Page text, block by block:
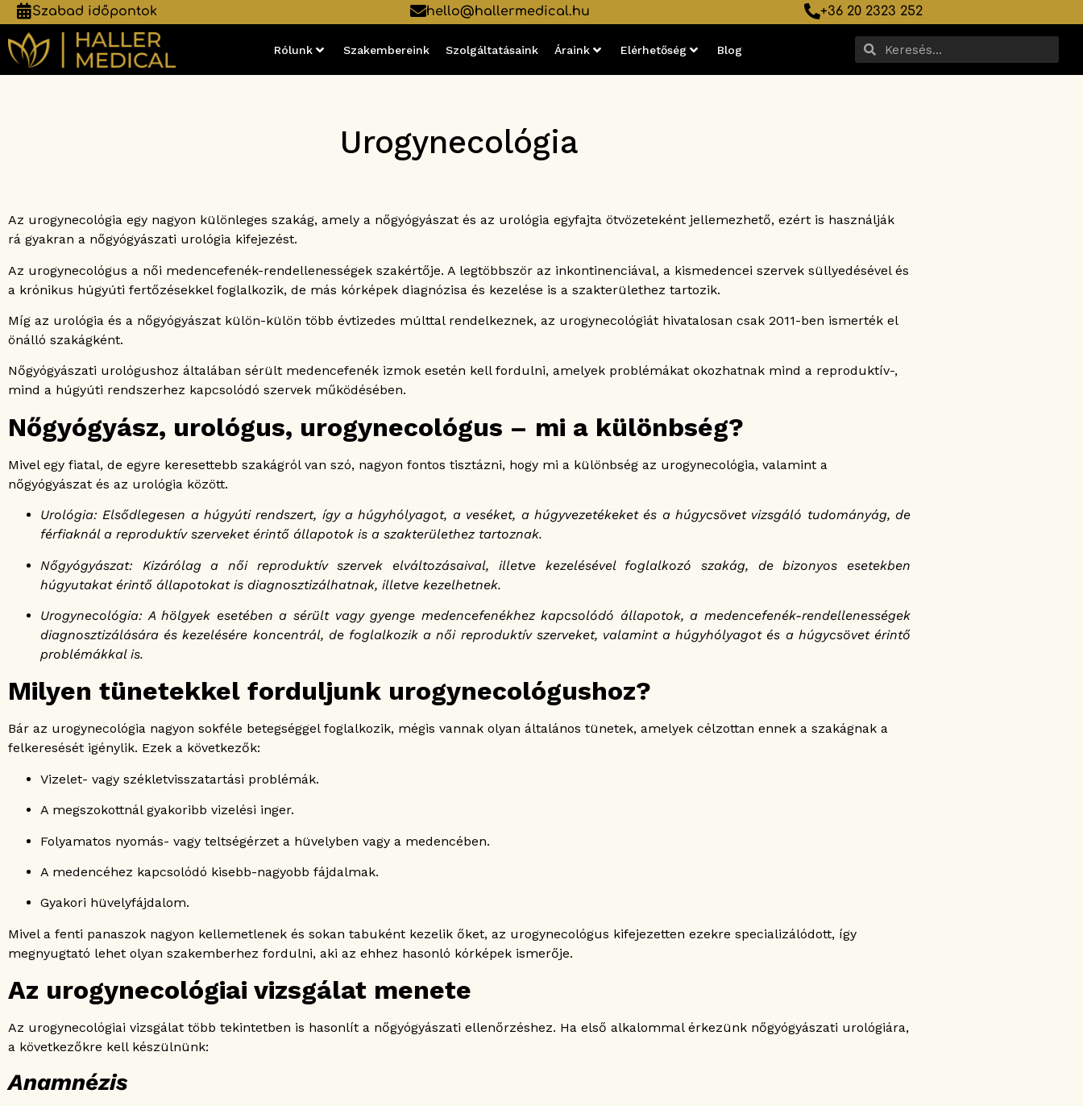
Szabad időpontok hello@hallermedical.hu +36 20 2323 252
Rólunk Szakembereink Szolgáltatásaink Áraink Elérhetőség Blog
Urogynecológia
Az urogynecológia egy nagyon különleges szakág, amely a nőgyógyászat és az urológia egyfajta ötvözeteként jellemezhető, ezért is használják
rá gyakran a nőgyógyászati urológia kifejezést.
Az urogynecológus a női medencefenék-rendellenességek szakértője. A legtöbbször az inkontinenciával, a kismedencei szervek süllyedésével és
a krónikus húgyúti fertőzésekkel foglalkozik, de más kórképek diagnózisa és kezelése is a szakterülethez tartozik.
Míg az urológia és a nőgyógyászat külön-külön több évtizedes múlttal rendelkeznek, az urogynecológiát hivatalosan csak 2011-ben ismerték el
önálló szakágként.
Nőgyógyászati urológushoz általában sérült medencefenék izmok esetén kell fordulni, amelyek problémákat okozhatnak mind a reproduktív-,
mind a húgyúti rendszerhez kapcsolódó szervek működésében.
Nőgyógyász, urológus, urogynecológus – mi a különbség?
Mivel egy fiatal, de egyre keresettebb szakágról van szó, nagyon fontos tisztázni, hogy mi a különbség az urogynecológia, valamint a
nőgyógyászat és az urológia között.
Urológia: Elsődlegesen a húgyúti rendszert, így a húgyhólyagot, a veséket, a húgyvezetékeket és a húgycsövet vizsgáló tudományág, de
férfiaknál a reproduktív szerveket érintő állapotok is a szakterülethez tartoznak.
Nőgyógyászat: Kizárólag a női reproduktív szervek elváltozásaival, illetve kezelésével foglalkozó szakág, de bizonyos esetekben
húgyutakat érintő állapotokat is diagnosztizálhatnak, illetve kezelhetnek.
Urogynecológia: A hölgyek esetében a sérült vagy gyenge medencefenékhez kapcsolódó állapotok, a medencefenék-rendellenességek
diagnosztizálására és kezelésére koncentrál, de foglalkozik a női reproduktív szerveket, valamint a húgyhólyagot és a húgycsövet érintő
problémákkal is.
Milyen tünetekkel forduljunk urogynecológushoz?
Bár az urogynecológia nagyon sokféle betegséggel foglalkozik, mégis vannak olyan általános tünetek, amelyek célzottan ennek a szakágnak a
felkeresését igénylik. Ezek a következők:
Vizelet- vagy székletvisszatartási problémák.
A megszokottnál gyakoribb vizelési inger.
Folyamatos nyomás- vagy teltségérzet a hüvelyben vagy a medencében.
A medencéhez kapcsolódó kisebb-nagyobb fájdalmak.
Gyakori hüvelyfájdalom.
Mivel a fenti panaszok nagyon kellemetlenek és sokan tabuként kezelik őket, az urogynecológus kifejezetten ezekre specializálódott, így
megnyugtató lehet olyan szakemberhez fordulni, aki az ehhez hasonló kórképek ismerője.
Az urogynecológiai vizsgálat menete
Az urogynecológiai vizsgálat több tekintetben is hasonlít a nőgyógyászati ellenőrzéshez. Ha első alkalommal érkezünk nőgyógyászati urológiára,
a következőkre kell készülnünk:
Anamnézis